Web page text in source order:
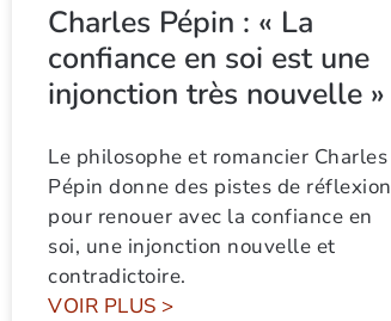
Charles Pépin : « La
confiance en soi est une
injonction très nouvelle »
Le philosophe et romancier Charles
Pépin donne des pistes de réflexion
pour renouer avec la confiance en
soi, une injonction nouvelle et
contradictoire.
VOIR PLUS >